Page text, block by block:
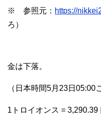
※ 参照元： https://
ろ）
金は下落。
（日本時間5月23日05:00
1トロイオンス = 3,290.39